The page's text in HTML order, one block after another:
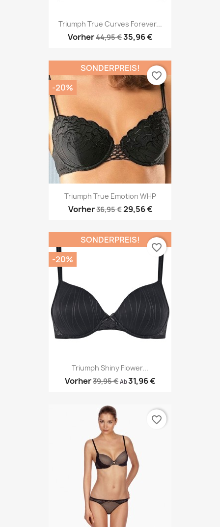
Triumph True Curves Forever...
Vorher44,95 €35,96 €
Triumph True Emotion WHP
Vorher36,95 €29,56 €
SONDERPREIS!
-20%
favorite_border
Triumph Shiny Flower...
Vorher39,95 € Ab31,96 €
SONDERPREIS!
-20%
favorite_border
favorite_border